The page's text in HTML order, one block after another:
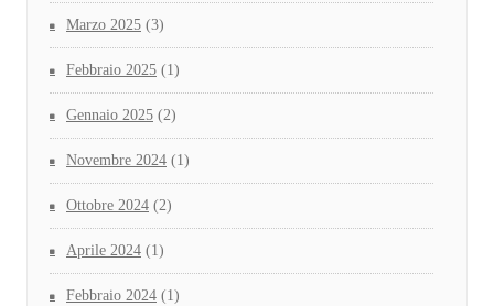
Marzo 2025 (3)
Febbraio 2025 (1)
Gennaio 2025 (2)
Novembre 2024 (1)
Ottobre 2024 (2)
Aprile 2024 (1)
Febbraio 2024 (1)